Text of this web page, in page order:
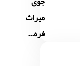
میراث
فره...